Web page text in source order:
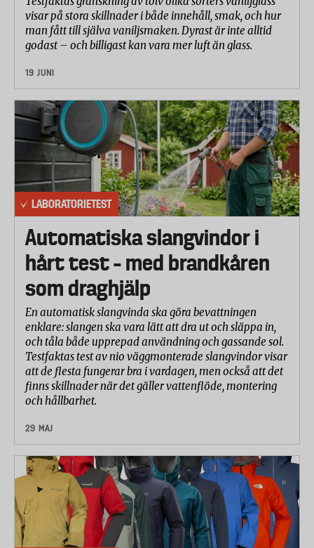
visar på stora skillnader i både innehåll, smak, och hur
man fått till själva vaniljsmaken. Dyrast är inte alltid
godast – och billigast kan vara mer luft än glass.
19 JUNI
LABORATORIETEST
Automatiska slangvindor i
hårt test – med brandkåren
som draghjälp
En automatisk slangvinda ska göra bevattningen
enklare: slangen ska vara lätt att dra ut och släppa in,
och tåla både upprepad användning och gassande sol.
Testfaktas test av nio väggmonterade slangvindor visar
att de flesta fungerar bra i vardagen, men också att det
finns skillnader när det gäller vattenflöde, montering
och hållbarhet.
29 MAJ